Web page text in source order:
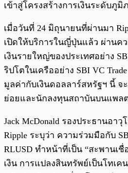
เข้าสู่โครงสร้างการเงินระดับภูมิ
เมื่อวันที่ 24 มิถุนายนที่ผ่านมา
เปิดให้บริการในญี่ปุ่นแล้ว ผ่านค
เงินรายใหญ่ของประเทศอย่าง
ริปโตในเครืออย่าง SBI VC
มูลค่ากับเงินดอลลาร์สหรัฐฯ นี้ จ
ย่อยและนักลงทุนสถาบันบนแพล
Jack McDonald รองประธานอาวุ
Ripple ระบุว่า ความร่วมมือกับ
RLUSD ทำหน้าที่เป็น “สะพานเ
เงิน การแปลงสินทรัพย์เป็นโทเค